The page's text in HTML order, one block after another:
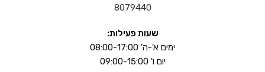
8079440
שעות פעילות:
ימים א'-ה' 08:00-17:00
יום ו' 09:00-15:00